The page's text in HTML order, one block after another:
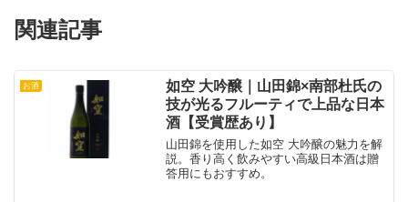
関連記事
お酒
如空 大吟醸｜山田錦×南部杜氏の
技が光るフルーティで上品な日本
酒【受賞歴あり】
山田錦を使用した如空 大吟醸の魅力を解
説。香り高く飲みやすい高級日本酒は贈
答用にもおすすめ。